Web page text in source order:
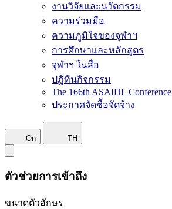
งานวิจัยและนวัตกรรม
ความร่วมมือ
ความภูมิใจของจุฬาฯ
การศึกษาและหลักสูตร
จุฬาฯ ในสื่อ
ปฏิทินกิจกรรม
The 166th ASAIHL Conference
ประกาศจัดซื้อจัดจ้าง
On TH
ตัวช่วยการเข้าถึง
ขนาดตัวอักษร